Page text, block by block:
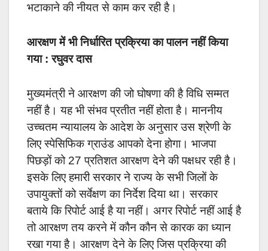
भटाकाने की नीयत से काम कर रही है।
आरक्षण में भी निर्धारित प्रक्रिया का पालन नहीं किया
गया : रघुवर दास
मुख्यमंत्री ने आरक्षण की जो घोषणा की है विधि सम्मत
नहीं है। यह भी संभव प्रतीत नहीं होता है। माननीय
उच्चतम न्यायालय के आदेश के अनुसार उस श्रेणी के
लिए स्पेसिफिक ग्राउंड आपको देना होगा। भाजपा
पिछड़ों को 27 प्रतिशत आरक्षण देने की पक्षधर रही है।
इसके लिए हमारी सरकार ने राज्य के सभी जिलों के
उपायुक्तों को सर्वेक्षण का निर्देश दिया था। सरकार
बताये कि रिपोर्ट आई है या नहीं। अगर रिपोर्ट नहीं आई है
तो आरक्षण तय करने में कौन कौन से कारक का ध्यान
रखा गया है। आरक्षण देने के लिए जिस प्रक्रिया की